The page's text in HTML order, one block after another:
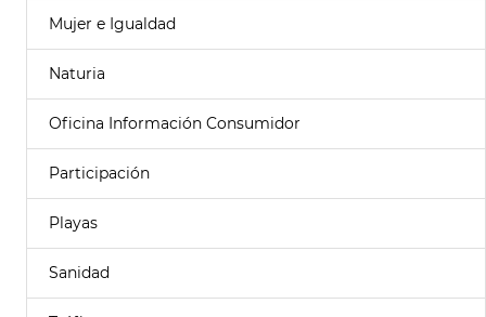
Mujer e Igualdad
Naturia
Oficina Información Consumidor
Participación
Playas
Sanidad